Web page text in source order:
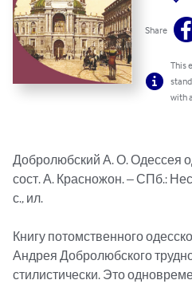
Share
This
with
Добролюбский А. О. Одессея
сост. А. Красножон. – СПб.:
с., ил.
Книгу потомственного
Андрея Добролюбского
стилистически. Это